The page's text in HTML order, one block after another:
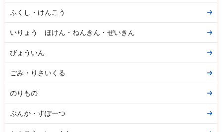
ふくし・けんこう
いりょう ほけん・ねんきん・ぜいきん
びょういん
ごみ・りさいくる
のりもの
ぶんか・すぽーつ